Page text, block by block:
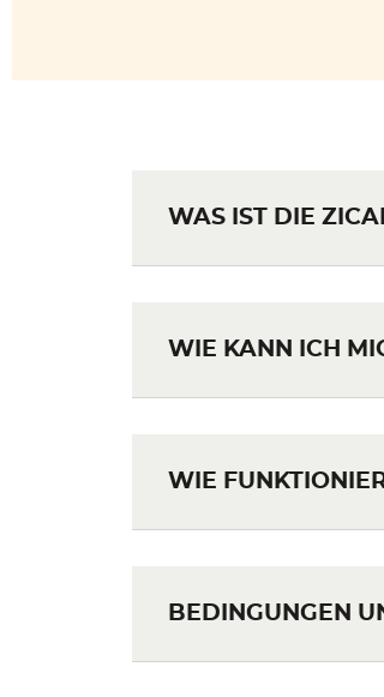
WAS IST DIE
WIE KANN ICH
WIE
BEDINGUNGEN